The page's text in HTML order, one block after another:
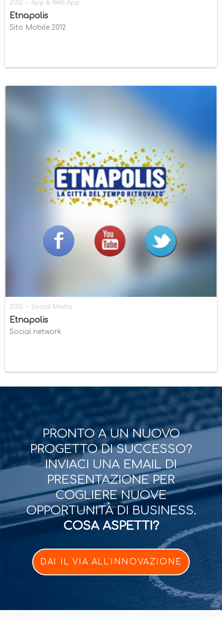
2012 - App & Web App
Etnapolis
Sito Mobile 2012
2012 - Social Media
Etnapolis
Social network
PRONTO A UN NUOVO
PROGETTO DI SUCCESSO?
INVIACI UNA EMAIL DI
PRESENTAZIONE PER
COGLIERE NUOVE
OPPORTUNITÀ DI BUSINESS.
COSA ASPETTI?
DAI IL VIA ALL'INNOVAZIONE